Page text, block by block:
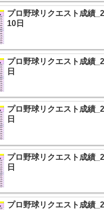
プロ野球リクエスト成績
10日
プロ野球リクエスト成績
日
プロ野球リクエスト成績
日
プロ野球リクエスト成績
日
プロ野球リクエスト成績